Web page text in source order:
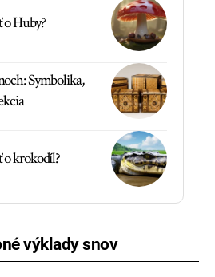
Huby?
Symbolika,
o krokodíl?
výklady snov